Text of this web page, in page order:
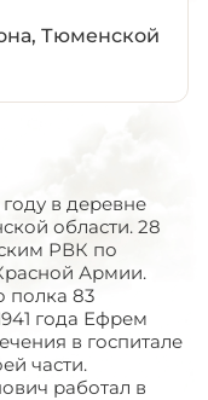
Тюменской
в деревне
области. 28
РВК по
Армии.
полка 83
года Ефрем
в госпитале
части.
работал в